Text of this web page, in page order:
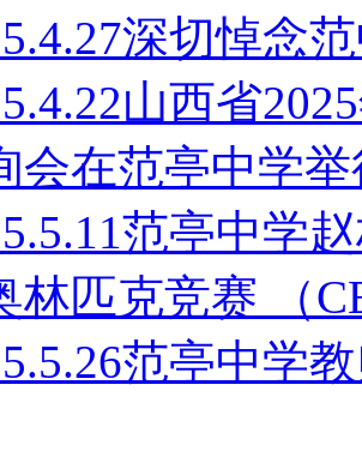
深切悼念
山西省
会在范亭中学举
范亭中学
林匹克竞赛 （
范亭中学